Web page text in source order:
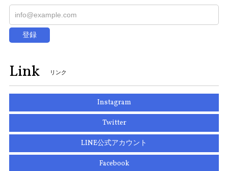
登録
Link リンク
Instagram
Twitter
LINE公式アカウント
Facebook